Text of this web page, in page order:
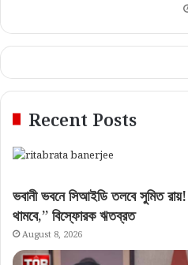
Recent Posts
ভবানী ভবনে সিআইডি তলবে সুমিত রায়!
থামবে,” বিস্ফোরক ঋতব্রত
August 8, 2026